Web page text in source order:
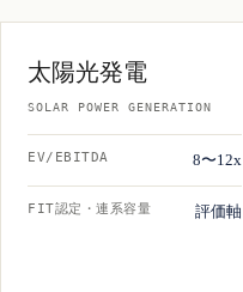
太陽光発電
SOLAR POWER GENERATION
EV/EBITDA 8〜12x
FIT認定・連系容量 評価軸